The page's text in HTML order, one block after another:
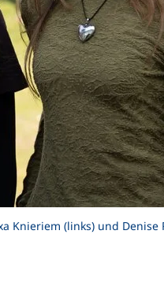
Knieriem (links) und